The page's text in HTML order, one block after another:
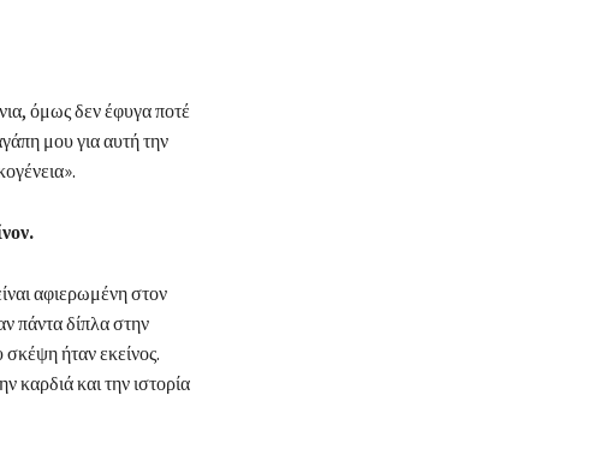
όμως δεν έφυγα ποτέ
μου για αυτή την
αφιερωμένη στον
πάντα δίπλα στην
ήταν εκείνος.
καρδιά και την ιστορία